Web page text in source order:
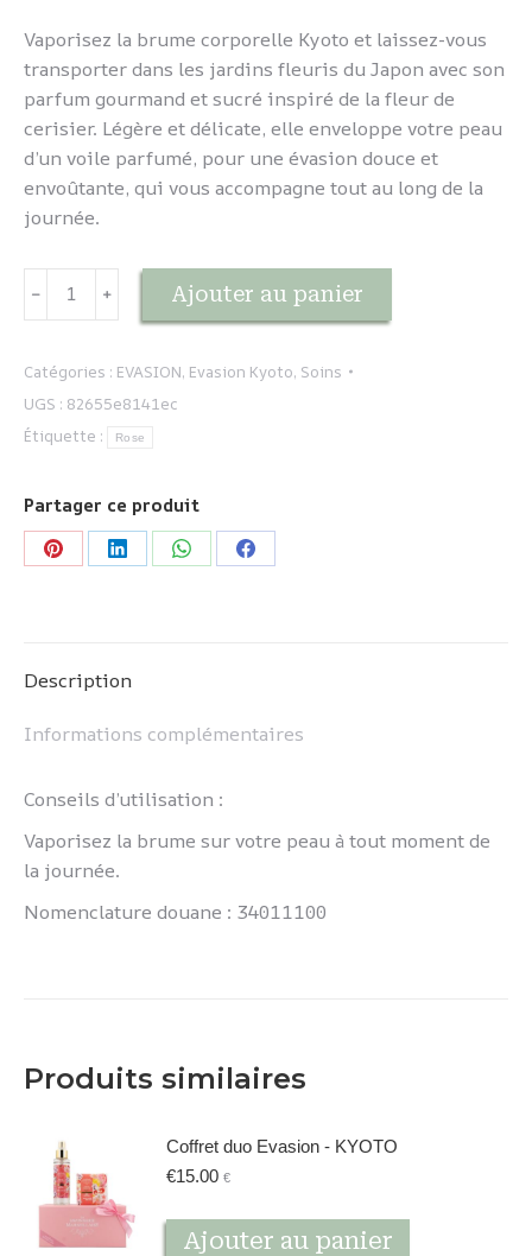
Vaporisez la brume corporelle Kyoto et laissez-vous
transporter dans les jardins fleuris du Japon avec son
parfum gourmand et sucré inspiré de la fleur de
cerisier. Légère et délicate, elle enveloppe votre peau
d’un voile parfumé, pour une évasion douce et
envoûtante, qui vous accompagne tout au long de la
journée.
quantité
-
Kyoto
-
﹣ ﹢ Ajouter au panier
Catégories : EVASION, Evasion Kyoto, Soins
UGS : 82655e8141ec
Étiquette :
Rose
Partager ce produit
PartagerPartagerPartagerPartager
Description
Informations complémentaires
Conseils d’utilisation :
Vaporisez la brume sur votre peau à tout moment de
la journée.
Nomenclature douane : 34011100
Produits similaires
Coffret duo Evasion - KYOTO
€15.00 €
Ajouter au panier